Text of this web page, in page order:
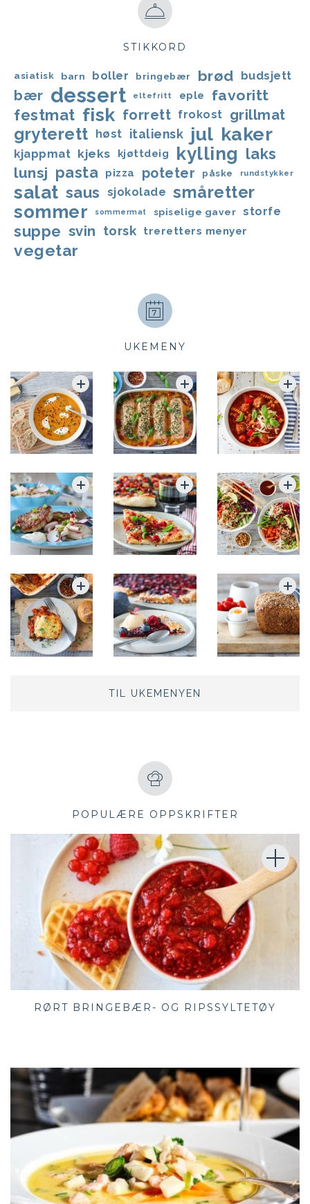
STIKKORD
asiatisk barn boller bringebær brød budsjett
bær dessert eltefritt eple favoritt
festmat fisk forrett frokost grillmat
gryterett høst italiensk jul kaker
kjappmat kjeks kjøttdeig kylling laks
lunsj pasta pizza poteter påske rundstykker
salat saus sjokolade småretter
sommer sommermat spiselige gaver storfe
suppe svin torsk treretters menyer
vegetar
UKEMENY
TIL UKEMENYEN
POPULÆRE OPPSKRIFTER
RØRT BRINGEBÆR- OG RIPSSYLTETØY